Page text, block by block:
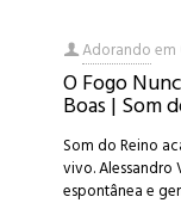
Adorandoem
O Fogo
Boas | Som
Som do Reino
vivo. Alessandro
espontânea e